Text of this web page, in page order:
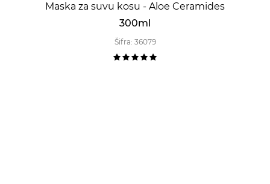
Maska za suvu kosu - Aloe Ceramides
300ml
Šifra: 36079